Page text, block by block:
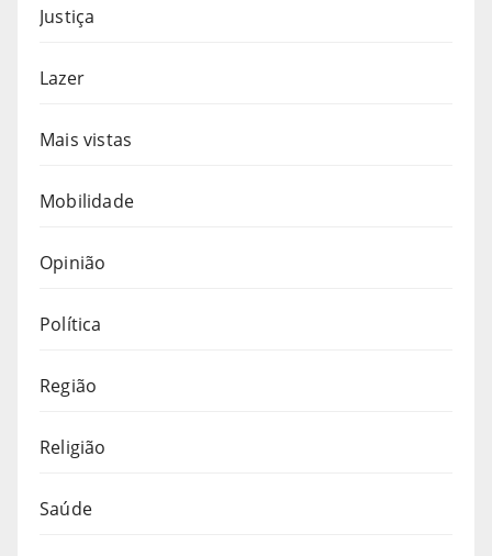
Justiça
Lazer
Mais vistas
Mobilidade
Opinião
Política
Região
Religião
Saúde